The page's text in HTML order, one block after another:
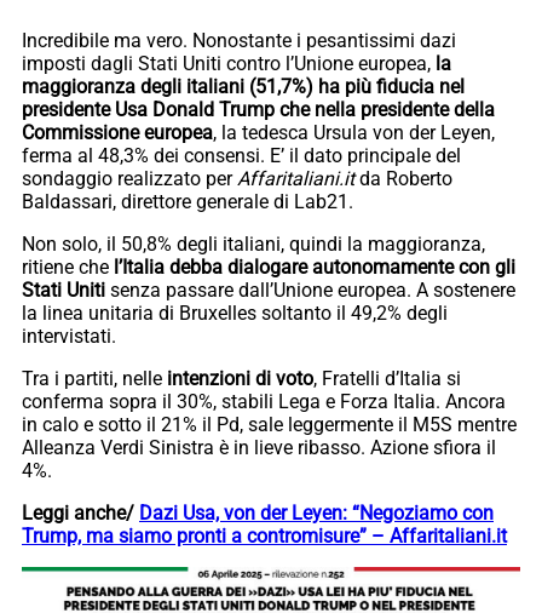
Incredibile ma vero. Nonostante i pesantissimi dazi
imposti dagli Stati Uniti contro l’Unione europea, la
maggioranza degli italiani (51,7%) ha più fiducia nel
presidente Usa Donald Trump che nella presidente della
Commissione europea, la tedesca Ursula von der Leyen,
ferma al 48,3% dei consensi. E’ il dato principale del
sondaggio realizzato perAffaritaliani.itda Roberto
Baldassari, direttore generale di Lab21.
Non solo, il 50,8% degli italiani, quindi la maggioranza,
ritiene che l’Italia debba dialogare autonomamente con gli
Stati Uniti senza passare dall’Unione europea. A sostenere
la linea unitaria di Bruxelles soltanto il 49,2% degli
intervistati.
Tra i partiti, nelle intenzioni di voto, Fratelli d’Italia si
conferma sopra il 30%, stabili Lega e Forza Italia. Ancora
in calo e sotto il 21% il Pd, sale leggermente il M5S mentre
Alleanza Verdi Sinistra è in lieve ribasso. Azione sfiora il
4%.
Leggi anche/ Dazi Usa, von der Leyen: “Negoziamo con
Trump, ma siamo pronti a contromisure” – Affaritaliani.it